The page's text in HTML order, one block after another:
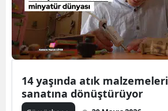
Çorum
Edirne
14 yaşında atık
sanatına dönüştürüyor